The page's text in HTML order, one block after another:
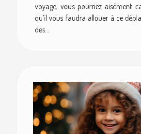
voyage, vous pourriez aisément
qu’il vous faudra allouer à ce
des...